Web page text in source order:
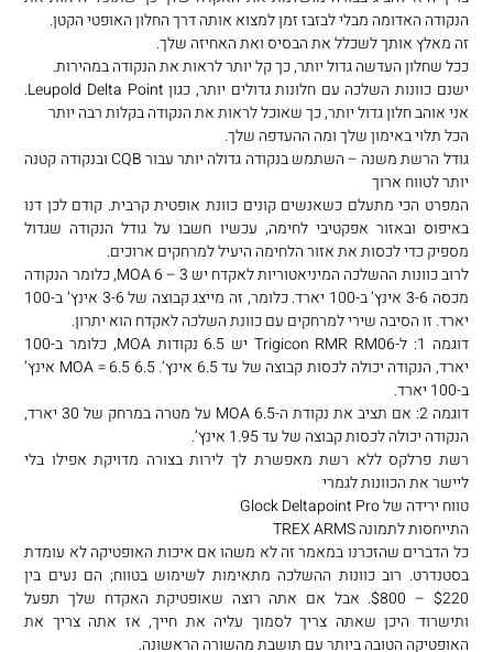
הנקודה האדומה מבלי לבזבז זמן למצוא אותה דרך החלון האופטי הקטן.
זה מאלץ אותך לשכלל את הבסיס ואת האחיזה שלך.
ככל שחלון העדשה גדול יותר, כך קל יותר לראות את הנקודה במהירות.
ישנם כוונות השלכה עם חלונות גדולים יותר, כגון Leupold Delta Point.
אני אוהב חלון גדול יותר, כך שאוכל לראות את הנקודה בקלות רבה יותר
הכל תלוי באימון שלך ומה ההעדפה שלך.
גודל הרשת משנה – השתמש בנקודה גדולה יותר עבור CQB ובנקודה קטנה
יותר לטווח ארוך
המפרט הכי מתעלם כשאנשים קונים כוונת אופטית קרבית. קודם לכן דנו
באיפוס ובאזור אפקטיבי לחימה, עכשיו חשבו על גודל הנקודה שגדול
מספיק כדי לכסות את אזור הלחימה היעיל למרחקים ארוכים.
לרוב כוונות ההשלכה המיניאטוריות לאקדח יש 3 – 6 MOA, כלומר הנקודה
מכסה 3-6 אינץ’ ב-100 יארד. כלומר, זה מייצג קבוצה של 3-6 אינץ’ ב-100
יארד. זו הסיבה שירי למרחקים עם כוונת השלכה לאקדח הוא יתרון.
דוגמה 1: ל-Trigicon RMR RM06 יש 6.5 נקודות MOA, כלומר ב-100
יארד, הנקודה יכולה לכסות קבוצה של עד 6.5 אינץ’. 6.5 MOA = 6.5 אינץ’
ב-100 יארד.
דוגמה 2: אם תציב את נקודת ה-6.5 MOA על מטרה במרחק של 30 יארד,
הנקודה יכולה לכסות קבוצה של עד 1.95 אינץ’.
רשת פרלקס ללא רשת מאפשרת לך לירות בצורה מדויקת אפילו בלי
ליישר את הכוונות לגמרי
טווח ירידה של Glock Deltapoint Pro
התייחסות לתמונה TREX ARMS
כל הדברים שהזכרנו במאמר זה לא משהו אם איכות האופטיקה לא עומדת
בסטנדרט. רוב כוונות ההשלכה מתאימות לשימוש בטווח; הם נעים בין
$220 – $800. אבל אם אתה רוצה שאופטיקת האקדח שלך תפעל
ותישרוד היכן שאתה צריך לסמוך עליה את חייך, אז אתה צריך את
האופטיקה הטובה ביותר עם תושבת מהשורה הראשונה.